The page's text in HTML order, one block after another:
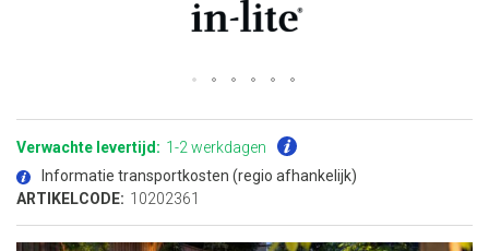
naar
begin
de
afbeeldingen-
Verwachte levertijd: 1-2 werkdagen
Informatie transportkosten (regio afhankelijk)
ARTIKELCODE: 10202361